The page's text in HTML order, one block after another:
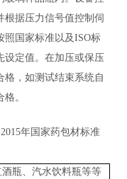
根据压力信号值控制伺
照国家标准以及ISO标
设定值。在加压或保压
格，如测试结束系统自
。
年国家药包材标准
瓶、汽水饮料瓶等等